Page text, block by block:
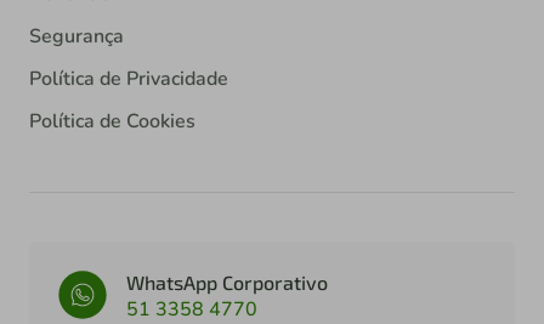
Segurança
Política de Privacidade
Política de Cookies
WhatsApp Corporativo
51 3358 4770